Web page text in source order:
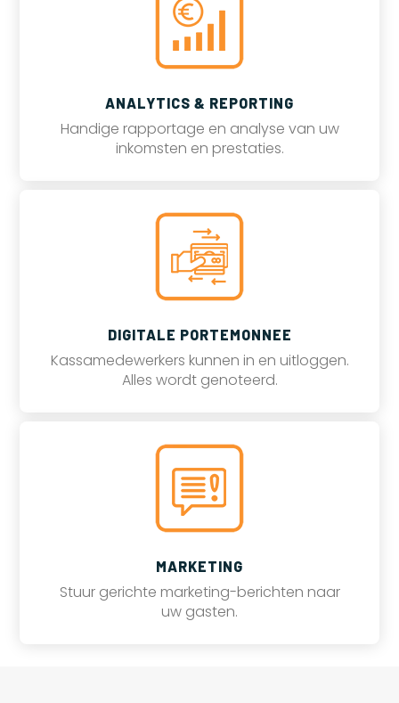
ANALYTICS & REPORTING
Handige rapportage en analyse van uw
inkomsten en prestaties.
DIGITALE PORTEMONNEE
Kassamedewerkers kunnen in en uitloggen.
Alles wordt genoteerd.
MARKETING
Stuur gerichte marketing-berichten naar
uw gasten.